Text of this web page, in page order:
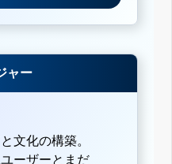
ャー
文化の構築。
ーザーとまだ